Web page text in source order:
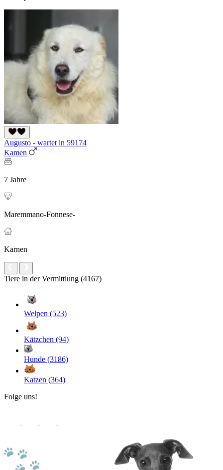
Augusto - wartet in 59174
Kamen
7 Jahre
Maremmano-Fonnese-
Karnen
Tiere in der Vermittlung (4167)
Welpen (523)
Kätzchen (94)
Hunde (3186)
Katzen (364)
Folge uns!